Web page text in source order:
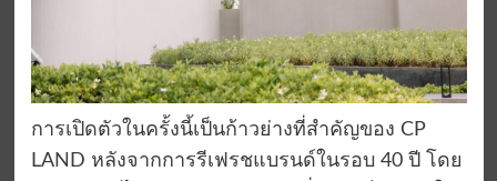
การเปิดตัวในครั้งนี้เป็นก้าวย่างที่สำคัญของ CP
LAND หลังจากการรีเฟรชแบรนด์ในรอบ 40 ปี โดย